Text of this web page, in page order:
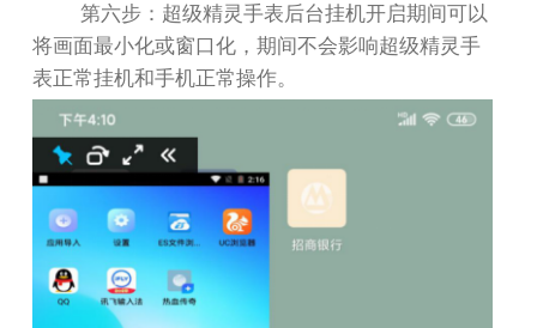
第六步：超级精灵手表后台挂机开启期间可以
将画面最小化或窗口化，期间不会影响超级精灵手
表正常挂机和手机正常操作。